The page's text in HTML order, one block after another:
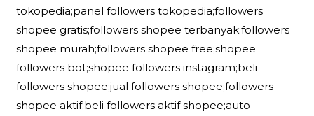
tokopedia;panel followers tokopedia;followers
shopee gratis;followers shopee terbanyak;followers
shopee murah;followers shopee free;shopee
followers bot;shopee followers instagram;beli
followers shopee;jual followers shopee;followers
shopee aktif;beli followers aktif shopee;auto